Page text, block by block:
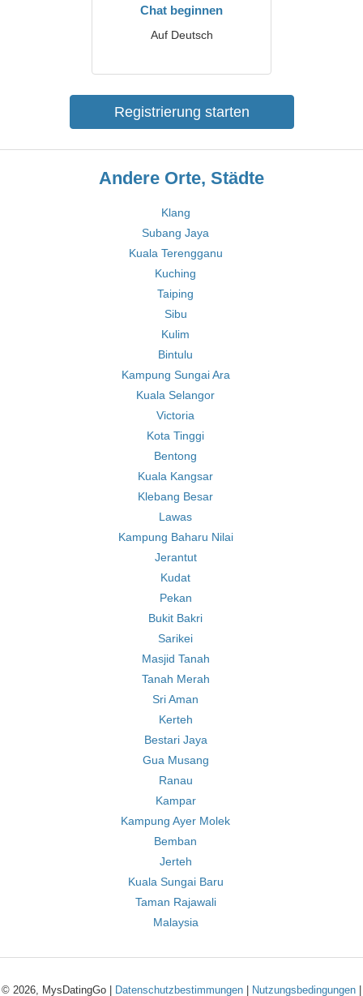
Chat beginnen
Auf Deutsch
Registrierung starten
Andere Orte, Städte
Klang
Subang Jaya
Kuala Terengganu
Kuching
Taiping
Sibu
Kulim
Bintulu
Kampung Sungai Ara
Kuala Selangor
Victoria
Kota Tinggi
Bentong
Kuala Kangsar
Klebang Besar
Lawas
Kampung Baharu Nilai
Jerantut
Kudat
Pekan
Bukit Bakri
Sarikei
Masjid Tanah
Tanah Merah
Sri Aman
Kerteh
Bestari Jaya
Gua Musang
Ranau
Kampar
Kampung Ayer Molek
Bemban
Jerteh
Kuala Sungai Baru
Taman Rajawali
Malaysia
© 2026, MysDatingGo | Datenschutzbestimmungen Nutzungsbedingungen